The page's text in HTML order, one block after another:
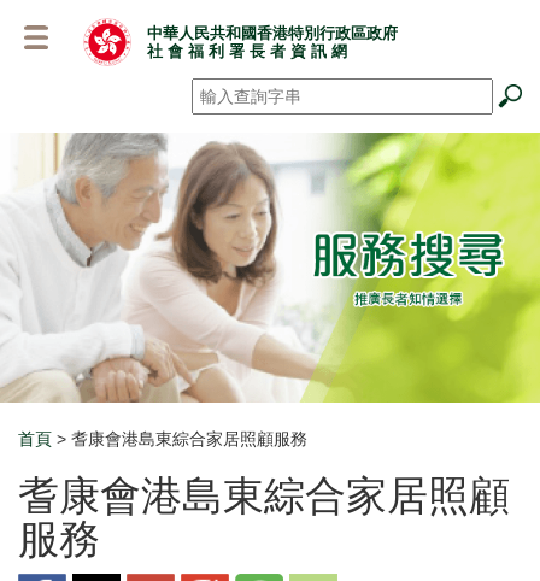
中華人民共和國香港特別行政區政府
社 會 福 利 署 長 者 資 訊 網
搜尋 *
Breadcrumb
首頁 > 耆康會港島東綜合家居照顧服務
耆康會港島東綜合家居照顧
服務